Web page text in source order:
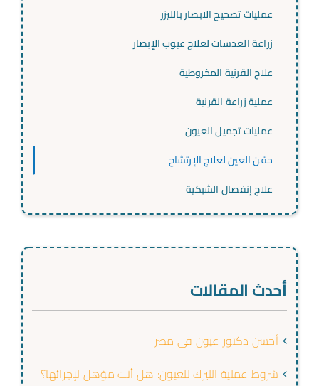
عمليات تصحيح الابصار بالليزر
زراعة العدسات لعلاج عيوب الإبصار
علاج القرنية المخروطية
عملية زراعة القرنية
عمليات تجميل العيون
حقن العين لعلاج الإرتشاح
علاج إنفصال الشبكية
أحدث المقالات
أحسن دكتور عيون فى مصر
شروط عملية الليزك للعيون: هل أنت مؤهل لإجرائها؟